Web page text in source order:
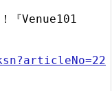
『Venue101